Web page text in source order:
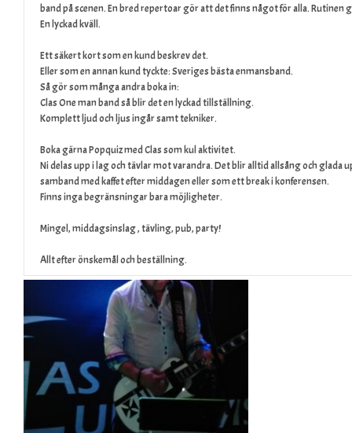
band på scenen. En bred repertoar gör att det finns något för alla. Rutinen
En lyckad kväll.
Ett säkert kort som en kund beskrev det.
Eller som en annan kund tyckte: Sveriges bästa enmansband.
Så gör som många andra boka in:
Clas One man band så blir det en lyckad tillställning.
Komplett ljud och ljus ingår samt tekniker.
Boka gärna Popquiz med Clas som kul aktivitet.
Ni delas upp i lag och tävlar mot varandra. Det blir alltid allsång och glada
samband med kaffet efter middagen eller som ett break i konferensen.
Finns inga begränsningar bara möjligheter.
Mingel, middagsinslag , tävling, pub, party!
Allt efter önskemål och beställning.